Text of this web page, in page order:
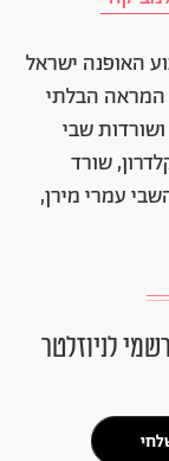
האופנה ישראל
לאור המראה הבלתי
שבי
שורד
עמרי מירן,
לניוזלטר